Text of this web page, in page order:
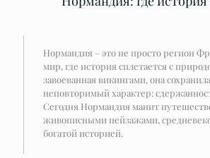
Нормандия – это не просто регион
мир, где история сплетается с
завоеванная викингами, она
неповторимый характер:
Сегодня Нормандия манит
живописными пейзажами,
богатой историей.